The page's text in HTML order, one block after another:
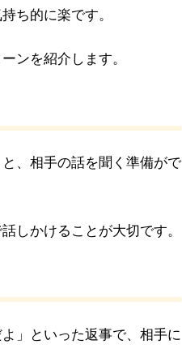
ち的に楽です。
ンを紹介します。
、相手の話を聞く準備がで
しかけることが大切です。
」といった返事で、相手に